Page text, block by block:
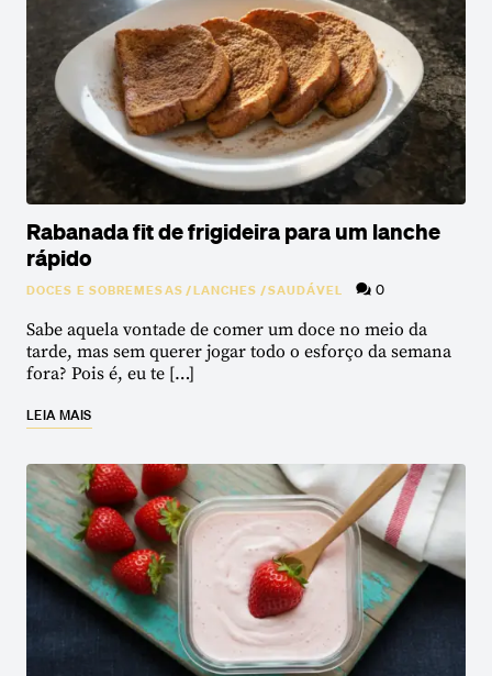
Rabanada fit de frigideira para um lanche
rápido
DOCES E SOBREMESAS/LANCHES /SAUDÁVEL 0
Sabe aquela vontade de comer um doce no meio da
tarde, mas sem querer jogar todo o esforço da semana
fora? Pois é, eu te […]
LEIA MAIS